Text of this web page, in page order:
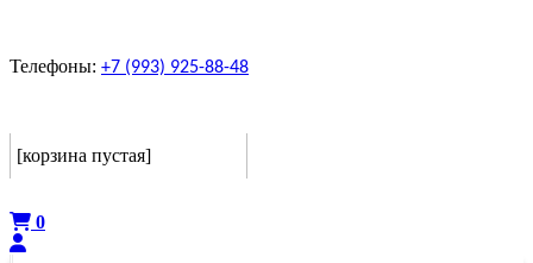
Телефоны: +7 (993) 925-88-48
[корзина пустая]
0